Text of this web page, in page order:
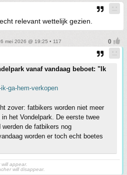
relevant wettelijk gezien.
mei 2026 @ 19:25 • 117
vanaf vandaag beboet: "Ik
ga-hem-verkopen
zover: fatbikers worden niet meer
het Vondelpark. De eerste twee
de fatbikers nog
worden er toch echt boetes
appear.
will disappear.